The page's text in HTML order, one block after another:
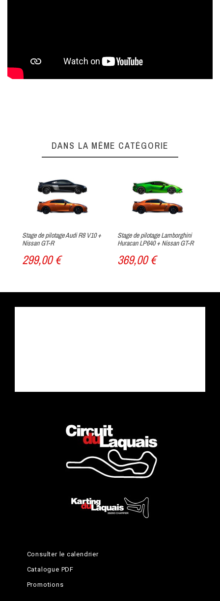
DANS LA MÊME CATÉGORIE
Stage de pilotage Audi R8 V10 +
Nissan GT-R
299,00 €
Stage de pilotage Lamborghini
Huracan LP640 + Nissan GT-R
369,00 €
Consulter le calendrier
Catalogue PDF
Promotions